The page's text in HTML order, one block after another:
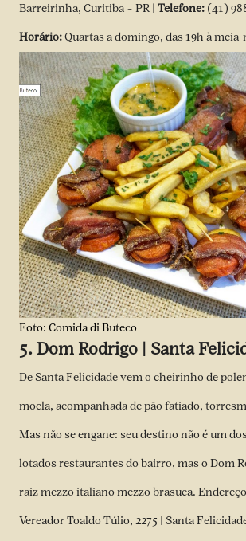
Barreirinha, Curitiba – PR | Telefone: (41)
Horário:Quartas a domingo, das 19h à
Foto: Comida di Buteco
5. Dom Rodrigo | Santa
De Santa Felicidade vem o cheirinho de
moela, acompanhada de pão fatiado,
Mas não se engane: seu destino não é um
lotados restaurantes do bairro, mas o Dom
raiz mezzo italiano mezzo brasuca.
Vereador Toaldo Túlio, 2275 | Santa